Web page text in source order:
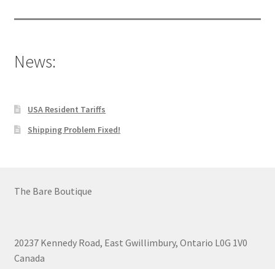
News:
USA Resident Tariffs
Shipping Problem Fixed!
The Bare Boutique
20237 Kennedy Road, East Gwillimbury, Ontario L0G 1V0
Canada